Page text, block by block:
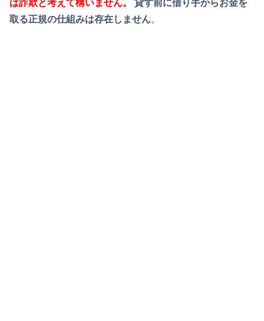
は詐欺と考えて構いません。
貸す前に借り手からお金を
取る正規の仕組みは存在しません。